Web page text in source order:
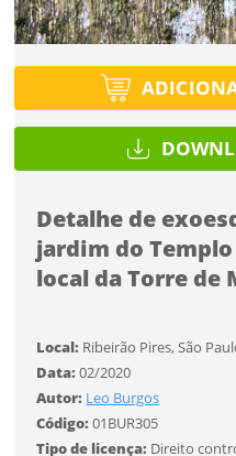
Detalhe de
jardim do
local da Torre de
Local: Ribeirão Pires, São
Data:02/2020
Autor: Leo Burgos
Código:01BUR305
Tipo de licença: Direito
Formato
Selecione
Utilização
Tamanho
Você ainda
Desejo receber novidades
Li e concordo com os
Já tem
Tipo de download
Limite de download
Tamanho